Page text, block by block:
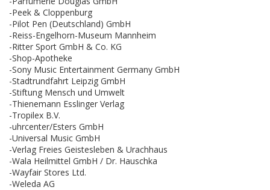
-Peek & Cloppenburg
-Pilot Pen (Deutschland) GmbH
-Reiss-Engelhorn-Museum Mannheim
-Ritter Sport GmbH & Co. KG
-Shop-Apotheke
-Sony Music Entertainment Germany GmbH
-Stadtrundfahrt Leipzig GmbH
-Stiftung Mensch und Umwelt
-Thienemann Esslinger Verlag
-Tropilex B.V.
-uhrcenter/Esters GmbH
-Universal Music GmbH
-Verlag Freies Geistesleben & Urachhaus
-Wala Heilmittel GmbH / Dr. Hauschka
-Wayfair Stores Ltd.
-Weleda AG